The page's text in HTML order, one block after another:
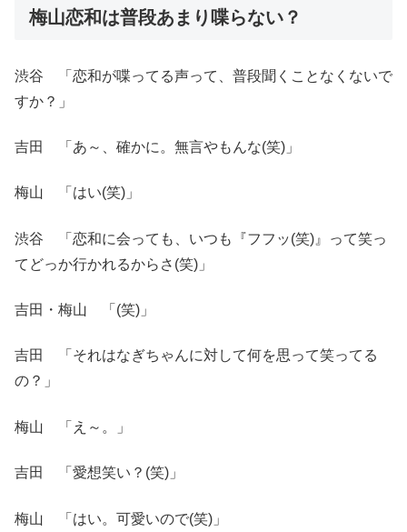
梅山恋和は普段あまり喋らない？
渋谷 「恋和が喋ってる声って、普段聞くことなくないで
すか？」
吉田 「あ～、確かに。無言やもんな(笑)」
梅山 「はい(笑)」
渋谷 「恋和に会っても、いつも『フフッ(笑)』って笑っ
てどっか行かれるからさ(笑)」
吉田・梅山 「(笑)」
吉田 「それはなぎちゃんに対して何を思って笑ってる
の？」
梅山 「え～。」
吉田 「愛想笑い？(笑)」
梅山 「はい。可愛いので(笑)」